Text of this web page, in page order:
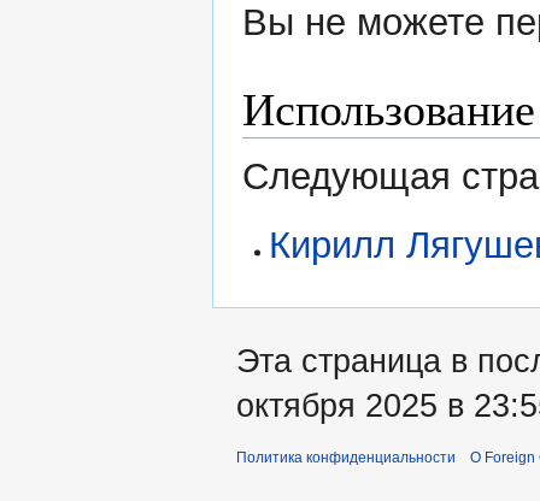
Вы не можете
Следующая
Кирилл
Эта страница в
октября 2025 в
Политика конфиденциальности О Foreign